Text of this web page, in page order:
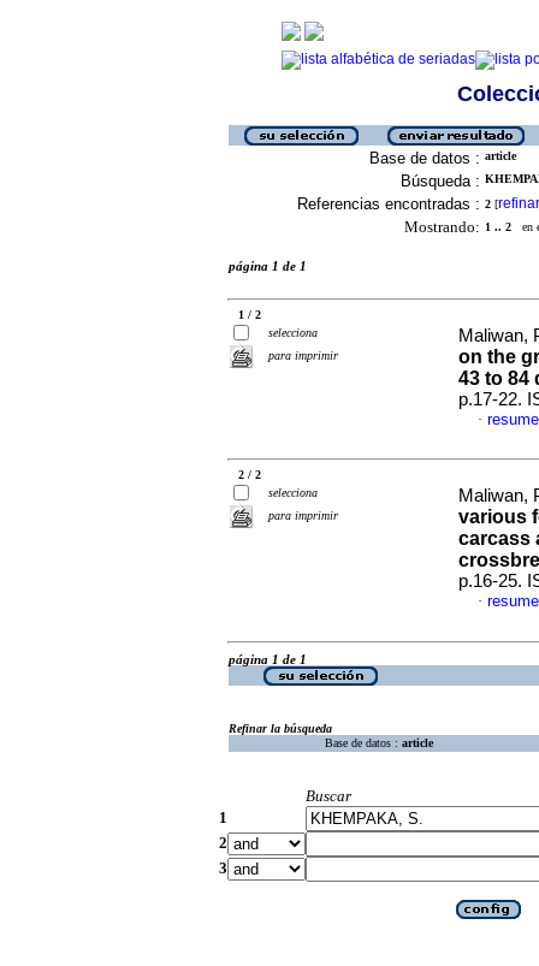
Base de datos : article
Búsqueda :
Referencias encontradas : 2 [refinar
Mostrando: 1 .. 2 en
página 1 de 1
1 / 2
selecciona
para imprimir
Maliwan,
on the
43 to 84
p.17-22.
·
2 / 2
selecciona
para imprimir
Maliwan,
various
carcass
p.16-25.
·
página 1 de 1
Refinar la búsqueda
Base de datos : article
Buscar
1
2
3